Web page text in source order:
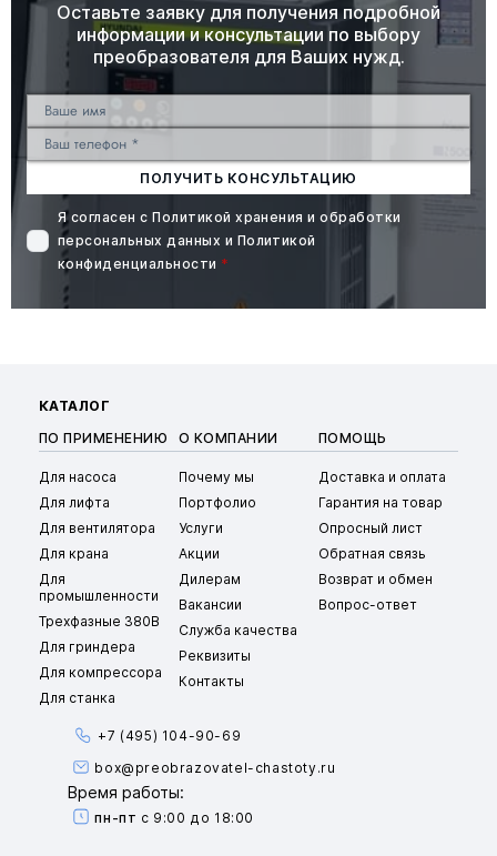
Оставьте заявку для получения подробной
информации и консультации по выбору
преобразователя для Ваших нужд.
ПОЛУЧИТЬ КОНСУЛЬТАЦИЮ
Я согласен сПолитикой хранения и обработки
персональных данных и Политикой
конфиденциальности *
КАТАЛОГ
ПО ПРИМЕНЕНИЮ
Для насоса
Для лифта
Для вентилятора
Для крана
Для
промышленности
Трехфазные 380В
Для гриндера
Для компрессора
Для станка
О КОМПАНИИ
Почему мы
Портфолио
Услуги
Акции
Дилерам
Вакансии
Служба качества
Реквизиты
Контакты
ПОМОЩЬ
Доставка и оплата
Гарантия на товар
Опросный лист
Обратная связь
Возврат и обмен
Вопрос-ответ
+7 (495) 104-90-69
box@preobrazovatel-chastoty.ru
Время работы:
пн-пт с 9:00 до 18:00